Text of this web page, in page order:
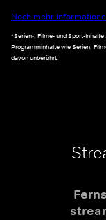
Noch mehr
*Serien-, Filme- und Sport-
Programminhalte wie Serien,
davon unberührt.